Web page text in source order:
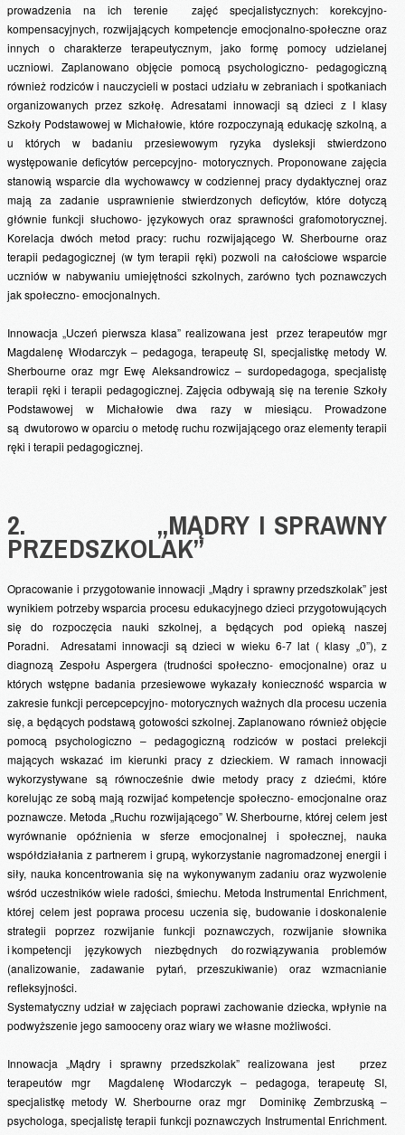
prowadzenia na ich terenie zajęć specjalistycznych: korekcyjno-
kompensacyjnych, rozwijających kompetencje emocjonalno-społeczne oraz
innych o charakterze terapeutycznym, jako formę pomocy udzielanej
uczniowi. Zaplanowano objęcie pomocą psychologiczno- pedagogiczną
również rodziców i nauczycieli w postaci udziału w zebraniach i spotkaniach
organizowanych przez szkołę. Adresatami innowacji są dzieci z I klasy
Szkoły Podstawowej w Michałowie, które rozpoczynają edukację szkolną, a
u których w badaniu przesiewowym ryzyka dysleksji stwierdzono
występowanie deficytów percepcyjno- motorycznych. Proponowane zajęcia
stanowią wsparcie dla wychowawcy w codziennej pracy dydaktycznej oraz
mają za zadanie usprawnienie stwierdzonych deficytów, które dotyczą
głównie funkcji słuchowo- językowych oraz sprawności grafomotorycznej.
Korelacja dwóch metod pracy: ruchu rozwijającego W. Sherbourne oraz
terapii pedagogicznej (w tym terapii ręki) pozwoli na całościowe wsparcie
uczniów w nabywaniu umiejętności szkolnych, zarówno tych poznawczych
jak społeczno- emocjonalnych.
Innowacja „Uczeń pierwsza klasa” realizowana jest przez terapeutów mgr
Magdalenę Włodarczyk – pedagoga, terapeutę SI, specjalistkę metody W.
Sherbourne oraz mgr Ewę Aleksandrowicz – surdopedagoga, specjalistę
terapii ręki i terapii pedagogicznej. Zajęcia odbywają się na terenie Szkoły
Podstawowej w Michałowie dwa razy w miesiącu. Prowadzone
są dwutorowo w oparciu o metodę ruchu rozwijającego oraz elementy terapii
ręki i terapii pedagogicznej.
2. „MĄDRY I SPRAWNY
PRZEDSZKOLAK”
Opracowanie i przygotowanie innowacji „Mądry i sprawny przedszkolak” jest
wynikiem potrzeby wsparcia procesu edukacyjnego dzieci przygotowujących
się do rozpoczęcia nauki szkolnej, a będących pod opieką naszej
Poradni. Adresatami innowacji są dzieci w wieku 6-7 lat ( klasy „0”), z
diagnozą Zespołu Aspergera (trudności społeczno- emocjonalne) oraz u
których wstępne badania przesiewowe wykazały konieczność wsparcia w
zakresie funkcji percepcepcyjno- motorycznych ważnych dla procesu uczenia
się, a będących podstawą gotowości szkolnej. Zaplanowano również objęcie
pomocą psychologiczno – pedagogiczną rodziców w postaci prelekcji
mających wskazać im kierunki pracy z dzieckiem. W ramach innowacji
wykorzystywane są równocześnie dwie metody pracy z dziećmi, które
korelując ze sobą mają rozwijać kompetencje społeczno- emocjonalne oraz
poznawcze. Metoda „Ruchu rozwijającego” W. Sherbourne, której celem jest
wyrównanie opóźnienia w sferze emocjonalnej i społecznej, nauka
współdziałania z partnerem i grupą, wykorzystanie nagromadzonej energii i
siły, nauka koncentrowania się na wykonywanym zadaniu oraz wyzwolenie
wśród uczestników wiele radości, śmiechu. Metoda Instrumental Enrichment,
której celem jest poprawa procesu uczenia się, budowanie i doskonalenie
strategii poprzez rozwijanie funkcji poznawczych, rozwijanie słownika
i kompetencji językowych niezbędnych do rozwiązywania problemów
(analizowanie, zadawanie pytań, przeszukiwanie) oraz wzmacnianie
refleksyjności.
Systematyczny udział w zajęciach poprawi zachowanie dziecka, wpłynie na
podwyższenie jego samooceny oraz wiary we własne możliwości.
Innowacja „Mądry i sprawny przedszkolak” realizowana jest przez
terapeutów mgr Magdalenę Włodarczyk – pedagoga, terapeutę SI,
specjalistkę metody W. Sherbourne oraz mgr Dominikę Zembrzuską –
psychologa, specjalistę terapii funkcji poznawczych Instrumental Enrichment.